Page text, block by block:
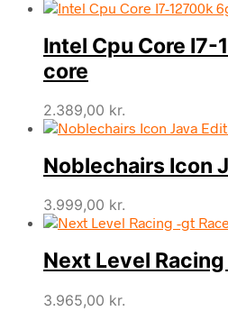
Intel Cpu Core
core
2.389,00 kr.
Noblechairs Icon
3.999,00 kr.
Next Level
3.965,00 kr.